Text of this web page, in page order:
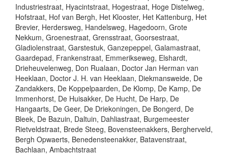
Industriestraat, Hyacintstraat, Hogestraat, Hoge Distelweg,
Hofstraat, Hof van Bergh, Het Klooster, Het Kattenburg, Het
Brevier, Herdersweg, Handelsweg, Hagedoorn, Grote
Nekkum, Groenestraat, Grensstraat, Goorsestraat,
Gladiolenstraat, Garstestuk, Ganzepeppel, Galamastraat,
Gaardepad, Frankenstraat, Emmerikseweg, Elshardt,
Drieheuvelenweg, Don Rualaan, Doctor Jan Herman van
Heeklaan, Doctor J. H. van Heeklaan, Diekmansweide, De
Zandakkers, De Koppelpaarden, De Klomp, De Kamp, De
Immenhorst, De Huisakker, De Hucht, De Harp, De
Hangaarts, De Geer, De Driekoningen, De Bongerd, De
Bleek, De Bazuin, Daltuin, Dahliastraat, Burgemeester
Rietveldstraat, Brede Steeg, Bovensteenakkers, Bergherveld,
Bergh Opwaerts, Benedensteenakker, Batavenstraat,
Bachlaan, Ambachtstraat